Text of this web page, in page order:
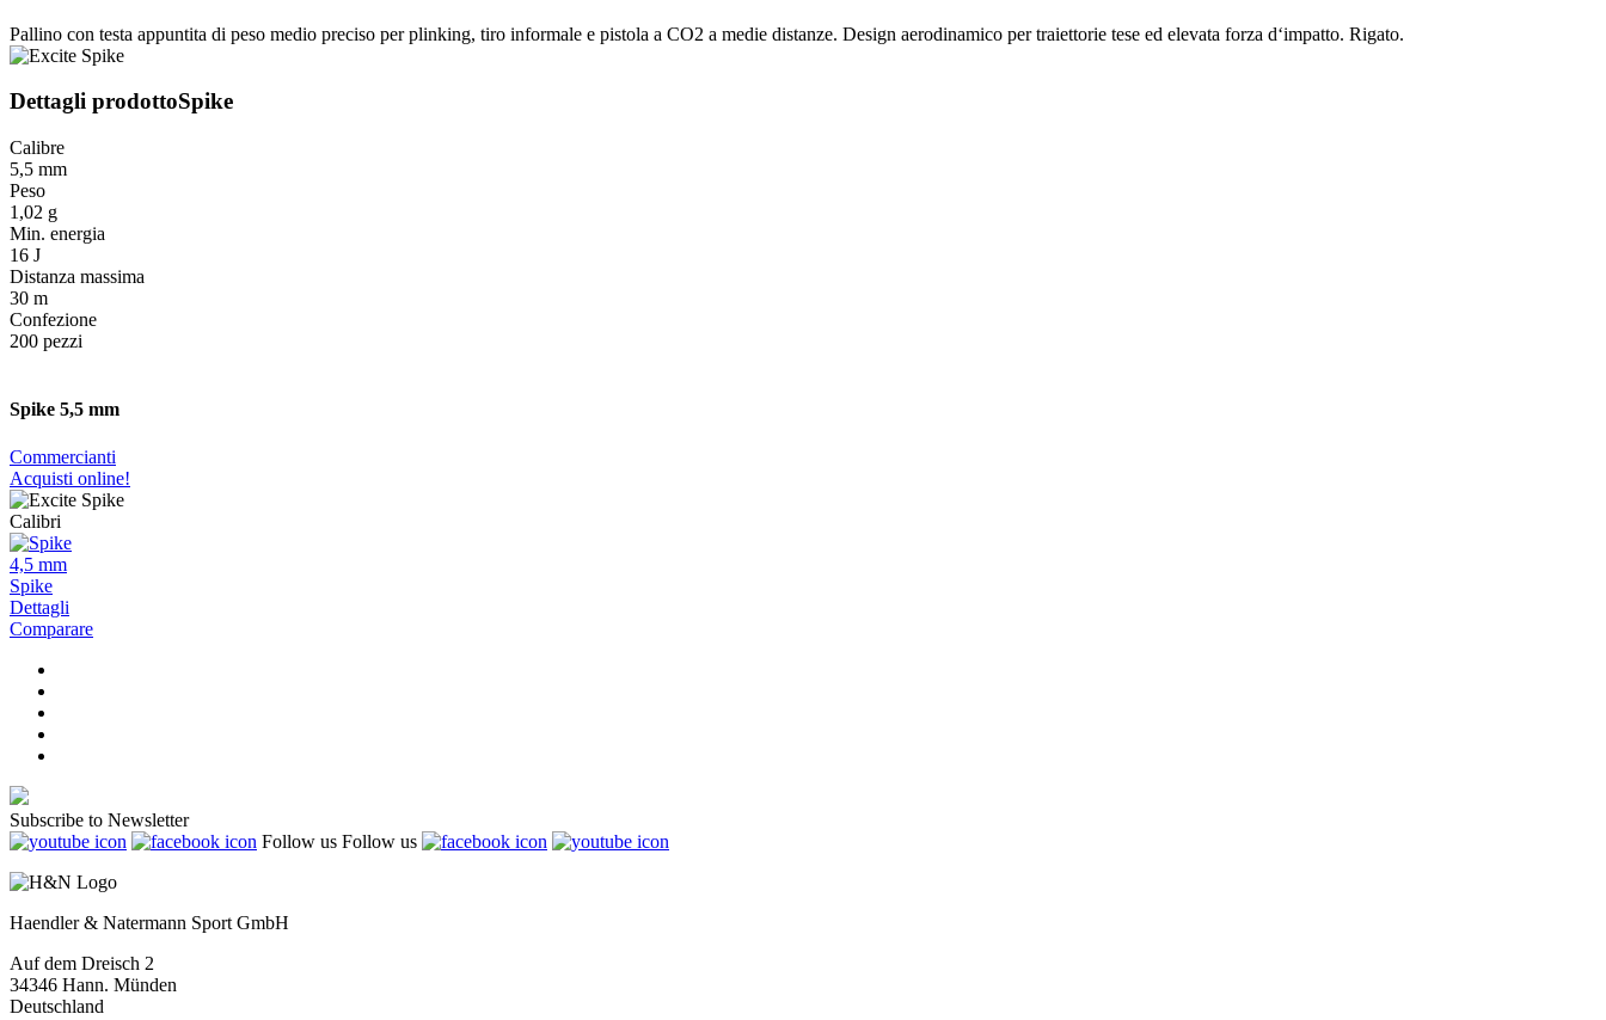
Pallino con testa appuntita di peso medio preciso per plinking, tiro informale e pistola a CO2 a medie distanze. Design aerodinamico per traiettorie tese ed elevata forza d‘impatto. Rigato.
Dettagli prodottoSpike
Calibre
5,5 mm
Peso
1,02 g
Min. energia
16 J
Distanza massima
30 m
Confezione
200 pezzi
Spike 5,5 mm
Commercianti
Acquisti online!
Calibri
4,5 mm
Spike
Dettagli
Comparare
Subscribe to Newsletter
Follow us Follow us
Haendler & Natermann Sport GmbH
Auf dem Dreisch 2
34346 Hann. Münden
Deutschland